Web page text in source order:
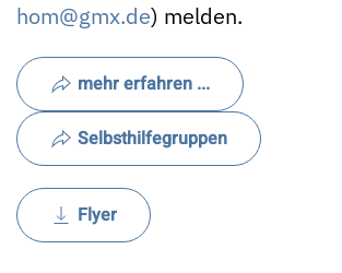
hom@gmx.de) melden.
mehr erfahren ...
Selbsthilfegruppen
Flyer